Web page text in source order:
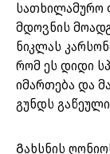
სათხილამურო
მდოვნის
ნიკლას
რომ ეს დიდი
იმართება და
გუნდს
Გახსნის